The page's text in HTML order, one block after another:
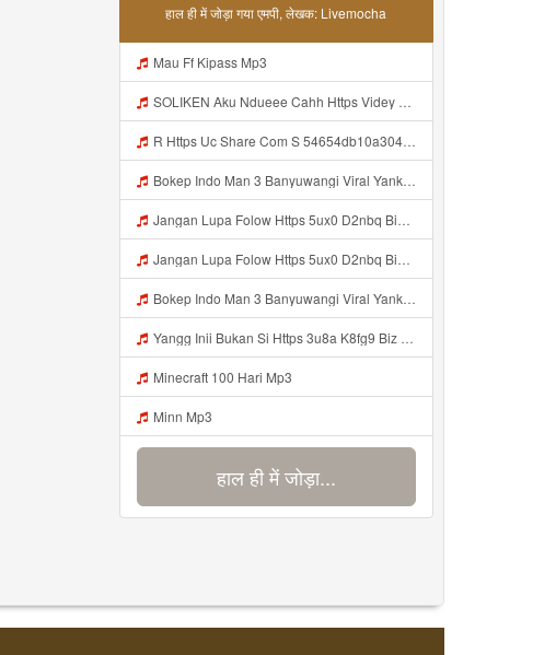
हाल ही में जोड़ा गया एमपी, लेखक: Livemocha
Mau Ff Kipass Mp3
SOLIKEN Aku Ndueee Cahh Https Videy Vt My Id ZGcZF ᅟᅟᅟᅟᅟᅟᅟᅟᅟᅟᅟᅟᅟᅟᅟᅟᅟᅟᅟᅟᅟᅟᅟᅟᅟᅟᅟᅟᅟᅟᅟᅟ ᅠ ᅠ ᅠ ᅠ ᅠ ᅠ ᅠ ᅠ ᅠ ᅠ ᅠ ᅠ ᅠ ᅠ ᅠ OKk ᅠ ᅠ ᅠ ᅠ ᅠ ᅠ ᅠ ᅠ ᅠ ᅠ ᅠ ᅠ ᅠ Mp3
R Https Uc Share Com S 54654db10a304 La Id Mp3
Bokep Indo Man 3 Banyuwangi Viral Yank Uwes Yank Mp3 MP3 Mp3
Jangan Lupa Folow Https 5ux0 D2nbq Biz Id Mp3
Jangan Lupa Folow Https 5ux0 D2nbq Biz Id Mp3
Bokep Indo Man 3 Banyuwangi Viral Yank Uwes Yank MP3 Mp3
Yangg Inii Bukan Si Https 3u8a K8fg9 Biz Id ᅠ ᅠ ᅠ ᅠ ᅠ ᅠ ᅠ ᅠ ᅠ ᅠ ᅠ ᅠ ᅠ ᅠ ᅠ ᅠ ᅠ ᅠ ᅠ ᅠ OKK ᅠ ᅠ ᅠ ᅠ ᅠ ᅠ ᅠ ᅠ ᅠ ᅠ ᅠ ᅠ ᅠ ᅠ ᅠ ᅠ ᅠ ᅠ ᅠ ᅠ ᅠ ᅠ ᅠ ᅠ ᅠ ᅠ Mp3
Minecraft 100 Hari Mp3
Minn Mp3
हाल ही में जोड़ा...